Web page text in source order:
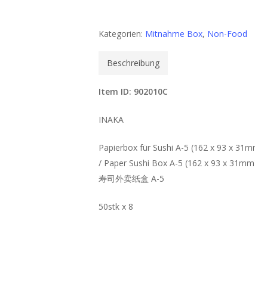
Kategorien: Mitnahme Box, Non-Food
Beschreibung
Item ID: 902010C
INAKA
Papierbox für Sushi A-5 (162 x 93 x
/ Paper Sushi Box A-5 (162 x 93 x
寿司外卖纸盒 A-5
50stk x 8